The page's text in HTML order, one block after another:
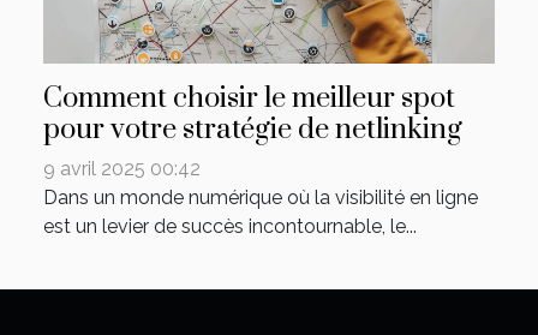
Comment choisir le meilleur spot
pour votre stratégie de netlinking
9 avril 2025 00:42
Dans un monde numérique où la visibilité en ligne
est un levier de succès incontournable, le...